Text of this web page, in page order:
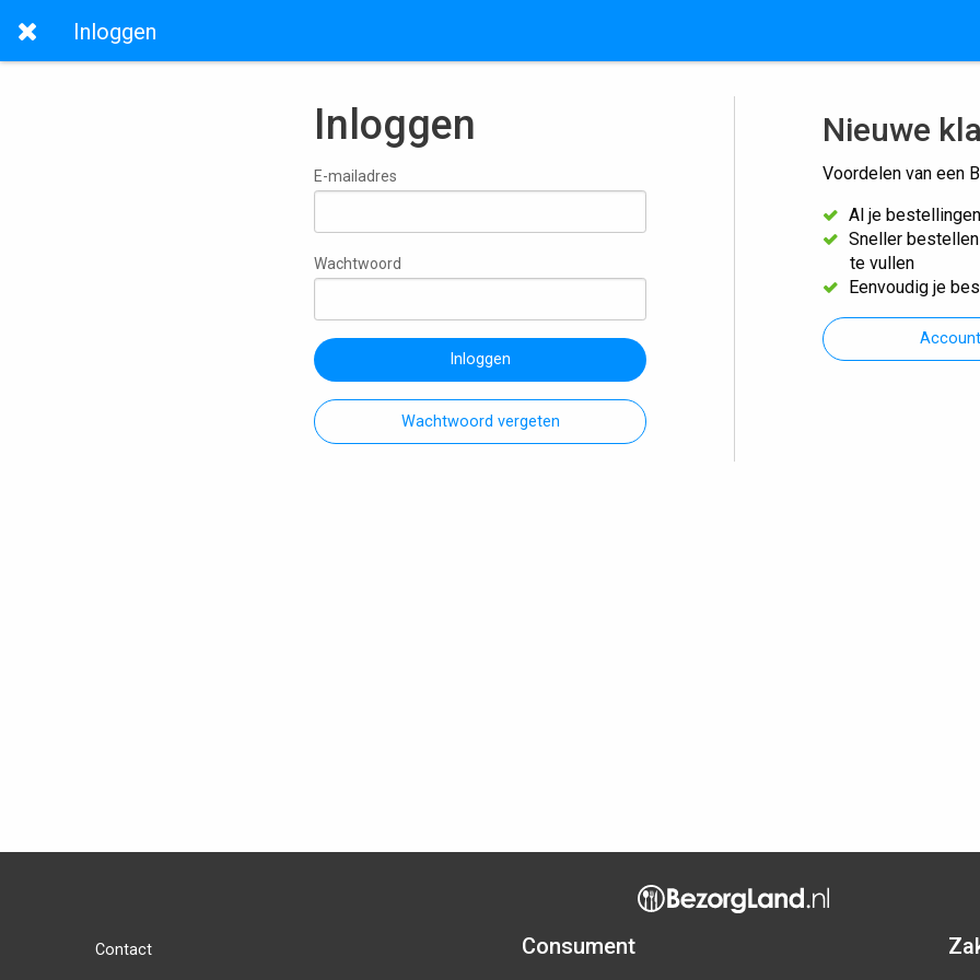
Inloggen
Inloggen
E-mailadres
Wachtwoord
Inloggen
Wachtwoord vergeten
Nieuwe
Voordelen van een
Al je
Sneller
te vullen
Eenvoudig je
Contact Consument